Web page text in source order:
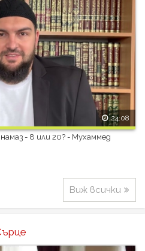
24:08
- 8 или 20? - Мухаммед
Виж всички